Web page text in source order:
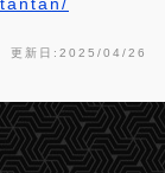
更新日:2025/04/26